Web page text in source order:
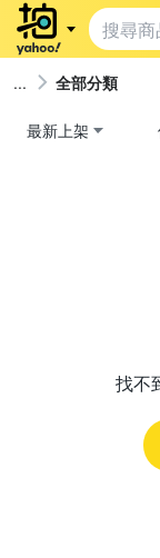
全部分類
最新上架
找不